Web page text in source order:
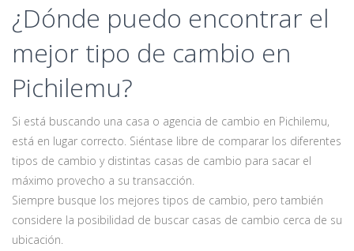
¿Dónde puedo encontrar el
mejor tipo de cambio en
Pichilemu?
Si está buscando una casa o agencia de cambio en Pichilemu,
está en lugar correcto. Siéntase libre de comparar los diferentes
tipos de cambio y distintas casas de cambio para sacar el
máximo provecho a su transacción.
Siempre busque los mejores tipos de cambio, pero también
considere la posibilidad de buscar casas de cambio cerca de su
ubicación.